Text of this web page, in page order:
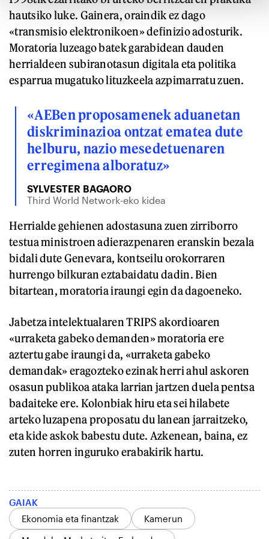
hautsiko luke. Gainera, oraindik ez dago
«transmisio elektronikoen» definizio adosturik.
Moratoria luzeago batek garabidean dauden
herrialdeen subiranotasun digitala eta politika
esparrua mugatuko lituzkeela azpimarratu zuen.
«AEBen proposamenek aduanetan
diskriminazioa ontzat ematea dute
helburu, nazio mesedetuenaren
erregimena alboratuz»
SYLVESTER BAGAORO
Third World Network-eko kidea
Herrialde gehienen adostasuna zuen zirriborro
testua ministroen adierazpenaren eranskin bezala
bidali dute Genevara, kontseilu orokorraren
hurrengo bilkuran eztabaidatu dadin. Bien
bitartean, moratoria iraungi egin da dagoeneko.
Jabetza intelektualaren TRIPS akordioaren
«urraketa gabeko demanden» moratoria ere
aztertu gabe iraungi da, «urraketa gabeko
demandak» eragozteko ezinak herri ahul askoren
osasun publikoa ataka larrian jartzen duela pentsa
badaiteke ere. Kolonbiak hiru eta sei hilabete
arteko luzapena proposatu du lanean jarraitzeko,
eta kide askok babestu dute. Azkenean, baina, ez
zuten horren inguruko erabakirik hartu.
GAIAK
Ekonomia eta finantzak
Kamerun